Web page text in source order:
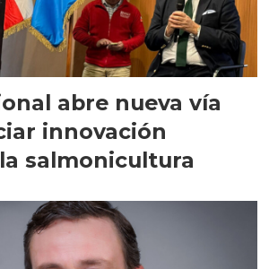
abre nueva vía
innovación
salmonicultura